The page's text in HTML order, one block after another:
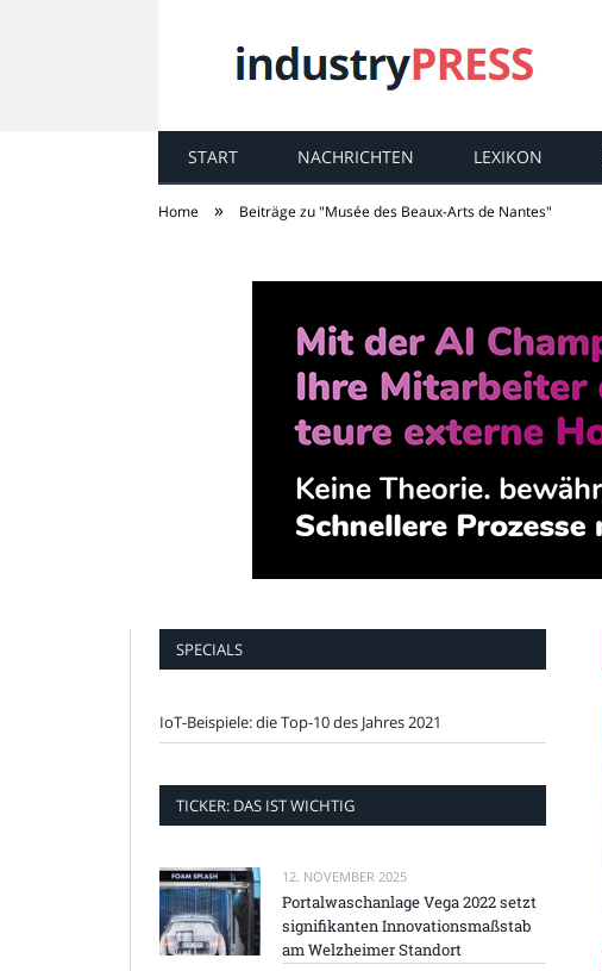
industryPRESS
START NACHRICHTEN LEXIKON
Home » Beiträge zu "Musée des Beaux-Arts de Nantes"
SPECIALS
IoT-Beispiele: die Top-10 des Jahres 2021
TICKER: DAS IST WICHTIG
12. NOVEMBER 2025
Portalwaschanlage Vega 2022 setzt
signifikanten Innovationsmaßstab
am Welzheimer Standort